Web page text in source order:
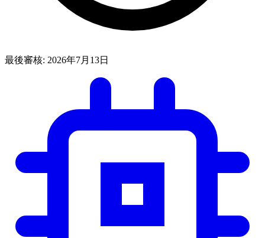
最後審核: 2026年7月13日